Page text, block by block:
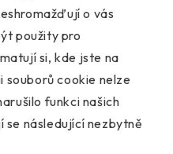
o vás
použity pro
si, kde jste na
cookie nelze
funkci našich
se následující nezbytně